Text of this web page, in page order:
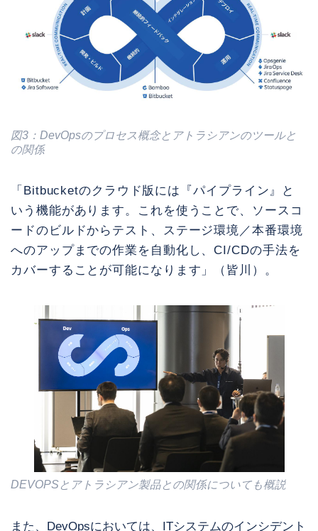
図3：DevOpsのプロセス概念とアトラシアンのツールと
の関係
「Bitbucketのクラウド版には『パイプライン』と
いう機能があります。これを使うことで、ソースコ
ードのビルドからテスト、ステージ環境／本番環境
へのアップまでの作業を自動化し、CI/CDの手法を
カバーすることが可能になります」（皆川）。
DEVOPSとアトラシアン製品との関係についても概説
また、DevOpsにおいては、ITシステムのインシデント